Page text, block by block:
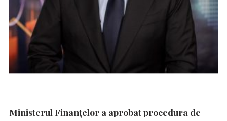
Ministerul Finanțelor a aprobat procedura de